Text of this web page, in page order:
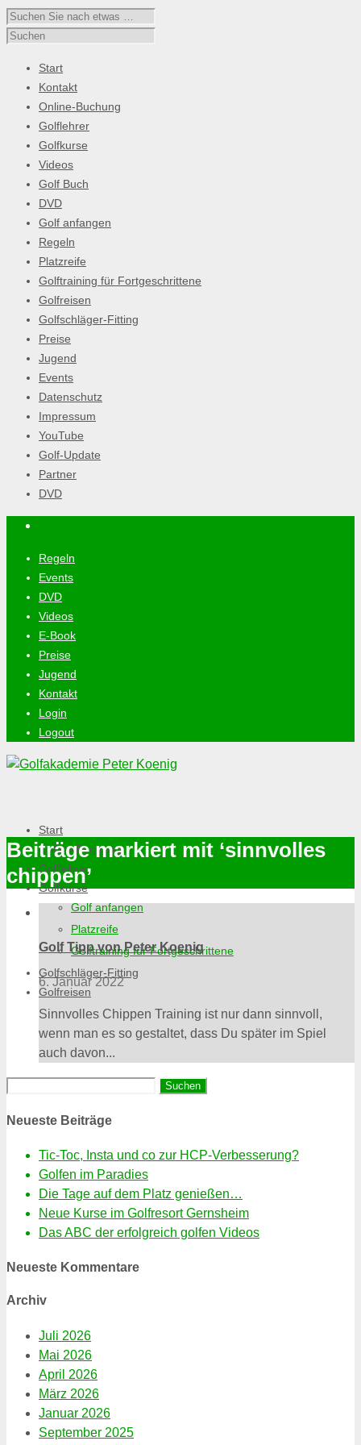
Start
Kontakt
Online-Buchung
Golflehrer
Golfkurse
Videos
Golf Buch
DVD
Golf anfangen
Regeln
Platzreife
Golftraining für Fortgeschrittene
Golfreisen
Golfschläger-Fitting
Preise
Jugend
Events
Datenschutz
Impressum
YouTube
Golf-Update
Partner
DVD
Regeln
Events
DVD
Videos
E-Book
Preise
Jugend
Kontakt
Login
Logout
Start
Online-Buchung
Golflehrer
Golfkurse
Golf anfangen
Platzreife
Golftraining für Fortgeschrittene
Golfschläger-Fitting
Golfreisen
Beiträge markiert mit ‘sinnvolles
chippen’
Golf Tipp von Peter Koenig
6. Januar 2022
Sinnvolles Chippen Training ist nur dann sinnvoll,
wenn man es so gestaltet, dass Du später im Spiel
auch davon...
Neueste Beiträge
Tic-Toc, Insta und co zur HCP-Verbesserung?
Golfen im Paradies
Die Tage auf dem Platz genießen…
Neue Kurse im Golfresort Gernsheim
Das ABC der erfolgreich golfen Videos
Neueste Kommentare
Archiv
Juli 2026
Mai 2026
April 2026
März 2026
Januar 2026
September 2025